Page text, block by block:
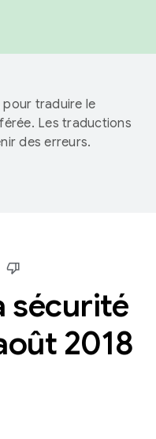
traduire le
Les traductions
des erreurs.
sécurité
2018